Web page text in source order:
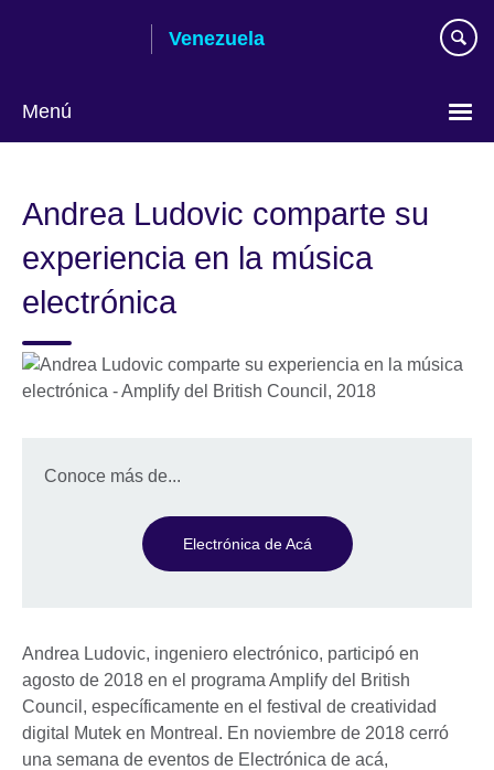
Venezuela
Menú
idioma
Andrea Ludovic comparte su
experiencia en la música
electrónica
Conoce más de...
Electrónica de Acá
Andrea Ludovic, ingeniero electrónico, participó en
agosto de 2018 en el programa Amplify del British
Council, específicamente en el festival de creatividad
digital Mutek en Montreal. En noviembre de 2018 cerró
una semana de eventos de Electrónica de acá,